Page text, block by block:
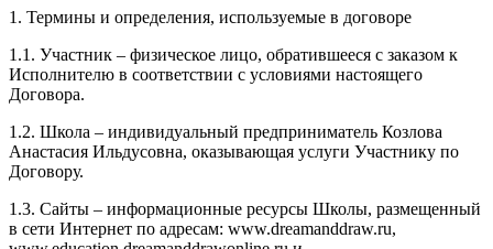
1. Термины и определения, используемые в договоре
1.1. Участник – физическое лицо, обратившееся с заказом к
Исполнителю в соответствии с условиями настоящего
Договора.
1.2. Школа – индивидуальный предприниматель Козлова
Анастасия Ильдусовна, оказывающая услуги Участнику по
Договору.
1.3. Сайты – информационные ресурсы Школы, размещенный
в сети Интернет по адресам: www.dreamanddraw.ru,